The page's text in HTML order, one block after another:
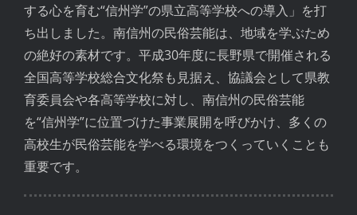
する心を育む“信州学”の県立高等学校への導入」を打
ち出しました。南信州の民俗芸能は、地域を学ぶため
の絶好の素材です。平成30年度に長野県で開催される
全国高等学校総合文化祭も見据え、協議会として県教
育委員会や各高等学校に対し、南信州の民俗芸能
を“信州学”に位置づけた事業展開を呼びかけ、多くの
高校生が民俗芸能を学べる環境をつくっていくことも
重要です。